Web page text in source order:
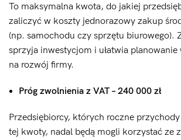
To maksymalna kwota, do jakiej
zaliczyć w koszty jednorazowy zakup
(np. samochodu czy sprzętu biurowego).
sprzyja inwestycjom i ułatwia
na rozwój firmy.
Próg zwolnienia z VAT – 240 000 zł
Przedsiębiorcy, których roczne
tej kwoty, nadal będą mogli korzystać ze